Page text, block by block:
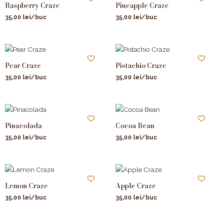
Raspberry Craze
35,00 lei/buc
Pineapple Craze
35,00 lei/buc
Pear Craze
35,00 lei/buc
Pistachio Craze
35,00 lei/buc
Pinacolada
35,00 lei/buc
Cocoa Bean
35,00 lei/buc
Lemon Craze
35,00 lei/buc
Apple Craze
35,00 lei/buc